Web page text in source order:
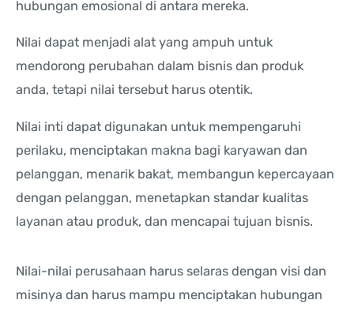
hubungan emosional di antara mereka.
Nilai dapat menjadi alat yang ampuh untuk
mendorong perubahan dalam bisnis dan produk
anda, tetapi nilai tersebut harus otentik.
Nilai inti dapat digunakan untuk mempengaruhi
perilaku, menciptakan makna bagi karyawan dan
pelanggan, menarik bakat, membangun kepercayaan
dengan pelanggan, menetapkan standar kualitas
layanan atau produk, dan mencapai tujuan bisnis.
Nilai-nilai perusahaan harus selaras dengan visi dan
misinya dan harus mampu menciptakan hubungan